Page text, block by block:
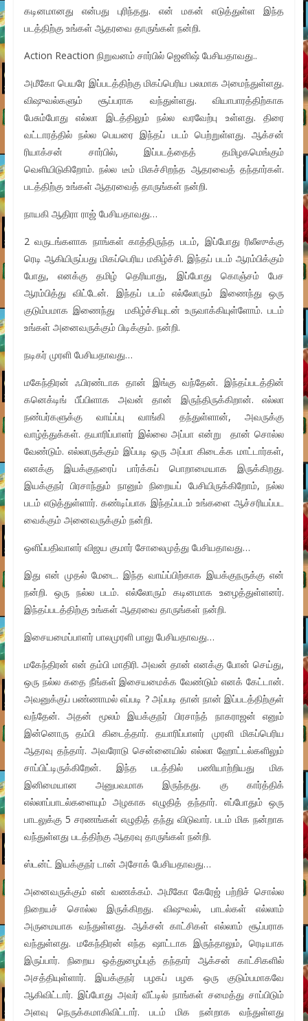
கடினமானது என்பது புரிந்தது. என் மகன் எடுத்துள்ள இந்த
படத்திற்கு உங்கள் ஆதரவை தாருங்கள் நன்றி.
Action Reaction நிறுவனம் சார்பில் ஜெனிஷ் பேசியதாவது..
அமீகோ பெயரே இப்படத்திற்கு மிகப்பெரிய பலமாக அமைந்துள்ளது.
விஷுவல்களும் சூப்பராக வந்துள்ளது. வியாபாரத்திற்காக
பேசும்போது எல்லா இடத்திலும் நல்ல வரவேற்பு உள்ளது. திரை
வட்டாரத்தில் நல்ல பெயரை இந்தப் படம் பெற்றுள்ளது. ஆக்சன்
ரியாக்சன் சார்பில், இப்படத்தைத் தமிழகமெங்கும்
வெளியிடுகிறோம். நல்ல டீம் மிகச்சிறந்த ஆதரவைத் தந்தார்கள்.
படத்திற்கு உங்கள் ஆதரவைத் தாருங்கள் நன்றி.
நாயகி ஆதிரா ராஜ் பேசியதாவது…
2 வருடங்களாக நாங்கள் காத்திருந்த படம், இப்போது ரிலீஸுக்கு
ரெடி ஆகியிருப்பது மிகப்பெரிய மகிழ்ச்சி. இந்தப் படம் ஆரம்பிக்கும்
போது, எனக்கு தமிழ் தெரியாது, இப்போது கொஞ்சம் பேச
ஆரம்பித்து விட்டேன். இந்தப் படம் எல்லோரும் இணைந்து ஒரு
குடும்பமாக இணைந்து மகிழ்ச்சியுடன் உருவாக்கியுள்ளோம். படம்
உங்கள் அனைவருக்கும் பிடிக்கும். நன்றி.
நடிகர் முரளி பேசியதாவது…
மகேந்திரன் ஃபிரண்டாக தான் இங்கு வந்தேன். இந்தப்படத்தின்
கனெக்டிங் பீப்பிளாக அவன் தான் இருந்திருக்கிறான். எல்லா
நண்பர்களுக்கு வாய்ப்பு வாங்கி தந்துள்ளான், அவருக்கு
வாழ்த்துக்கள். தயாரிப்பாளர் இல்லை அப்பா என்று தான் சொல்ல
வேண்டும். எல்லாருக்கும் இப்படி ஒரு அப்பா கிடைக்க மாட்டார்கள்,
எனக்கு இயக்குநரைப் பார்க்கப் பொறாமையாக இருக்கிறது.
இயக்குநர் பிரசாந்தும் நானும் நிறையப் பேசியிருக்கிறோம், நல்ல
படம் எடுத்துள்ளார். கண்டிப்பாக இந்தப்படம் உங்களை ஆச்சரியப்பட
வைக்கும் அனைவருக்கும் நன்றி.
ஒளிப்பதிவாளர் விஜய குமார் சோலைமுத்து பேசியதாவது…
இது என் முதல் மேடை. இந்த வாய்ப்பிற்காக இயக்குநருக்கு என்
நன்றி. ஒரு நல்ல படம். எல்லோரும் கடினமாக உழைத்துள்ளனர்.
இந்தப்படத்திற்கு உங்கள் ஆதரவை தாருங்கள் நன்றி.
இசையமைப்பாளர் பாலமுரளி பாலு பேசியதாவது…
மகேந்திரன் என் தம்பி மாதிரி. அவன் தான் எனக்கு போன் செய்து,
ஒரு நல்ல கதை நீங்கள் இசையமைக்க வேண்டும் எனக் கேட்டான்.
அவனுக்குப் பண்ணாமல் எப்படி ? அப்படி தான் நான் இப்படத்திற்குள்
வந்தேன். அதன் மூலம் இயக்குநர் பிரசாந்த் நாகராஜன் எனும்
இன்னொரு தம்பி கிடைத்தார். தயாரிப்பாளர் முரளி மிகப்பெரிய
ஆதரவு தந்தார். அவரோடு சென்னையில் எல்லா ஹோட்டல்களிலும்
சாப்பிட்டிருக்கிறேன். இந்த படத்தில் பணியாற்றியது மிக
இனிமையான அனுபவமாக இருந்தது. கு கார்த்திக்
எல்லாப்பாடல்களையும் அழகாக எழுதித் தந்தார். எப்போதும் ஒரு
பாடலுக்கு 5 சரணங்கள் எழுதித் தந்து விடுவார். படம் மிக நன்றாக
வந்துள்ளது படத்திற்கு ஆதரவு தாருங்கள் நன்றி.
ஸ்டன்ட் இயக்குநர் டான் அசோக் பேசியதாவது…
அனைவருக்கும் என் வணக்கம். அமீகோ கேரேஜ் பற்றிச் சொல்ல
நிறையச் சொல்ல இருக்கிறது. விஷுவல், பாடல்கள் எல்லாம்
அருமையாக வந்துள்ளது. ஆக்சன் காட்சிகள் எல்லாம் சூப்பராக
வந்துள்ளது. மகேந்திரன் எந்த ஷாட்டாக இருந்தாலும், ரெடியாக
இருப்பார். நிறைய ஒத்துழைப்புத் தந்தார் ஆக்சன் காட்சிகளில்
அசத்தியுள்ளார். இயக்குநர் பழகப் பழக ஒரு குடும்பமாகவே
ஆகிவிட்டார். இப்போது அவர் வீட்டில் நாங்கள் சமைத்து சாப்பிடும்
அளவு நெருக்கமாகிவிட்டார். படம் மிக நன்றாக வந்துள்ளது